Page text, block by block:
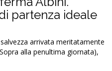
partenza ideale
arrivata meritatamente
alla penultima giornata),